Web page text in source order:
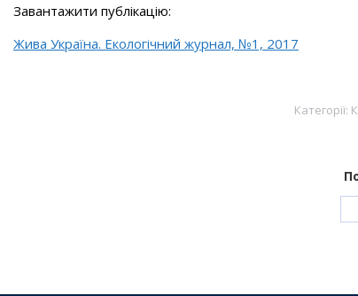
Завантажити публікацію:
Жива Україна. Екологічний журнал, №1, 2017
Категорії: